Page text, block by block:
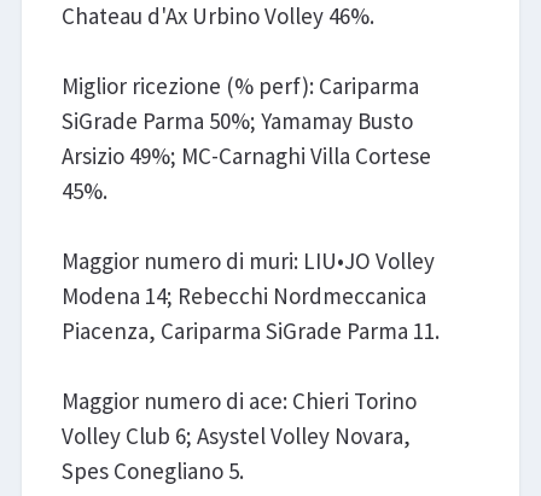
Chateau d'Ax Urbino Volley 46%.
Miglior ricezione (% perf): Cariparma
SiGrade Parma 50%; Yamamay Busto
Arsizio 49%; MC-Carnaghi Villa Cortese
45%.
Maggior numero di muri: LIU•JO Volley
Modena 14; Rebecchi Nordmeccanica
Piacenza, Cariparma SiGrade Parma 11.
Maggior numero di ace: Chieri Torino
Volley Club 6; Asystel Volley Novara,
Spes Conegliano 5.